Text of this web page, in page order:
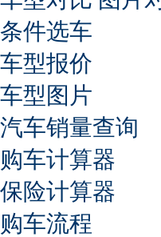
条件选车
车型报价
车型图片
汽车销量查询
购车计算器
保险计算器
购车流程